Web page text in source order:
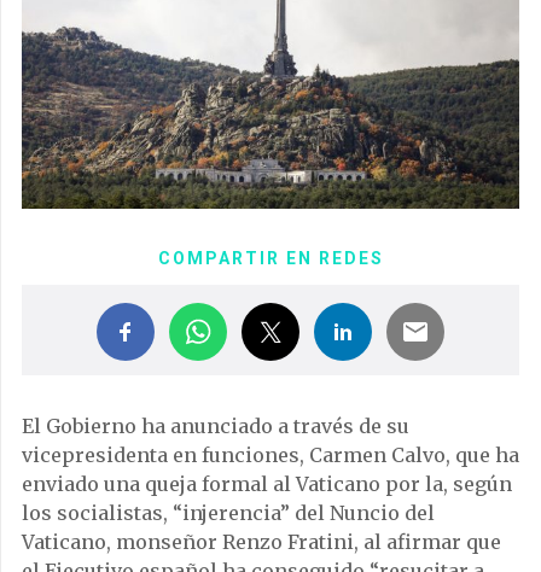
COMPARTIR EN REDES
El Gobierno ha anunciado a través de su
vicepresidenta en funciones, Carmen Calvo, que ha
enviado una queja formal al Vaticano por la, según
los socialistas, “injerencia” del Nuncio del
Vaticano, monseñor Renzo Fratini, al afirmar que